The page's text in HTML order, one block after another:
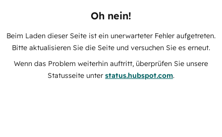
Oh nein!
Beim Laden dieser Seite ist ein unerwarteter Fehler aufgetreten.
Bitte aktualisieren Sie die Seite und versuchen Sie es erneut.
Wenn das Problem weiterhin auftritt, überprüfen Sie unsere
Statusseite unter status.hubspot.com.